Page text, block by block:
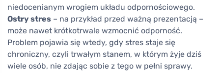
niedocenianym wrogiem układu odpornościowego.
Ostry stres – na przykład przed ważną prezentacją –
może nawet krótkotrwale wzmocnić odporność.
Problem pojawia się wtedy, gdy stres staje się
chroniczny, czyli trwałym stanem, w którym żyje dziś
wiele osób, nie zdając sobie z tego w pełni sprawy.